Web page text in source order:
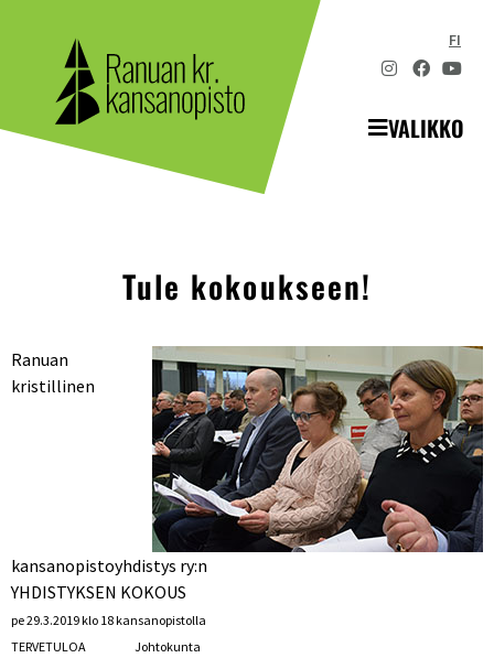
FI
VALIKKO
Tule kokoukseen!
Ranuan
kristillinen
kansanopistoyhdistys ry:n
YHDISTYKSEN KOKOUS
pe 29.3.2019 klo 18 kansanopistolla
TERVETULOA Johtokunta